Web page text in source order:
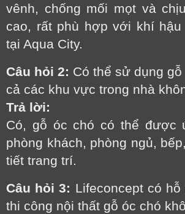
vênh, chống mối mọt và
cao, rất phù hợp với khí
tại Aqua City.
Câu hỏi 2: Có thể sử dụng
cả các khu vực trong nhà
Trả lời:
Có, gỗ óc chó có thể được
phòng khách, phòng ngủ,
tiết trang trí.
Câu hỏi 3: Lifeconcept có
thi công nội thất gỗ óc chó